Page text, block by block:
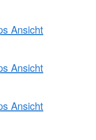
Ansicht
Ansicht
Ansicht